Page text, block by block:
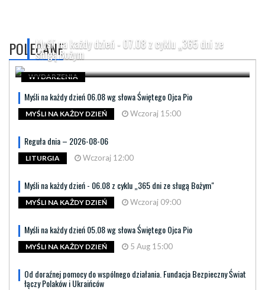
POLECANEMyśli na każdy dzień - 07.08 z cyklu „365 dni ze
sługą Bożym
WYDARZENIA
Myśli na każdy dzień 06.08 wg słowa Świętego Ojca Pio
MYŚLI NA KAŻDY DZIEŃ Wczoraj 15:00
Reguła dnia – 2026-08-06
LITURGIA Wczoraj 12:00
Myśli na każdy dzień - 06.08 z cyklu „365 dni ze sługą Bożym"
MYŚLI NA KAŻDY DZIEŃ Wczoraj 09:00
Myśli na każdy dzień 05.08 wg słowa Świętego Ojca Pio
MYŚLI NA KAŻDY DZIEŃ 5 Aug 15:00
Od doraźnej pomocy do wspólnego działania. Fundacja Bezpieczny Świat
łączy Polaków i Ukraińców